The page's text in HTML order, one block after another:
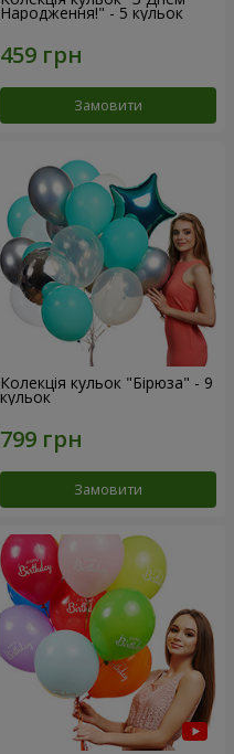
Народження!" - 5 кульок
Замовити
Колекція кульок "Бірюза" - 9
кульок
Замовити